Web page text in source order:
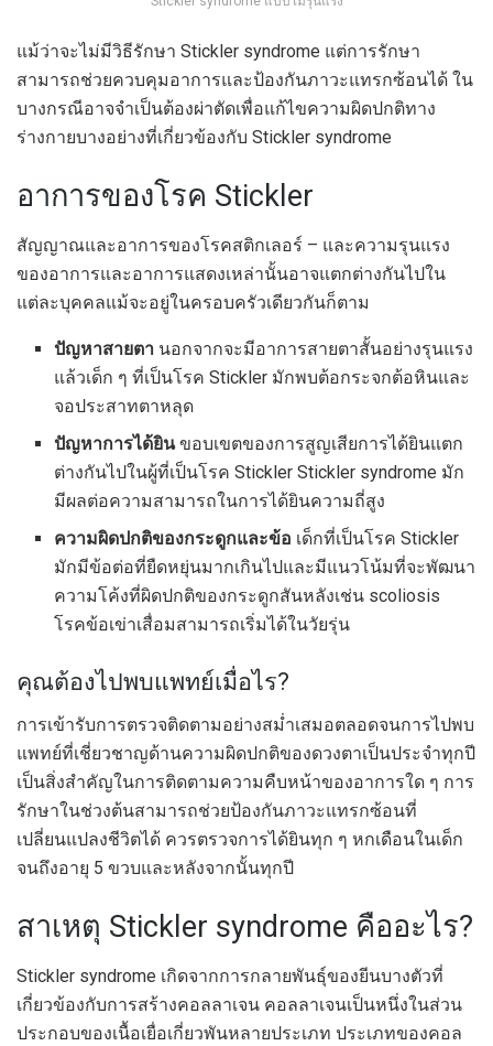
แม้ว่าจะไม่มีวิธีรักษา Stickler syndrome แต่การรักษา
สามารถช่วยควบคุมอาการและป้องกันภาวะแทรกซ้อนได้ ใน
บางกรณีอาจจำเป็นต้องผ่าตัดเพื่อแก้ไขความผิดปกติทาง
ร่างกายบางอย่างที่เกี่ยวข้องกับ Stickler syndrome
อาการของโรค Stickler
สัญญาณและอาการของโรคสติกเลอร์ – และความรุนแรง
ของอาการและอาการแสดงเหล่านั้นอาจแตกต่างกันไปใน
แต่ละบุคคลแม้จะอยู่ในครอบครัวเดียวกันก็ตาม
ปัญหาสายตา นอกจากจะมีอาการสายตาสั้นอย่างรุนแรง
แล้วเด็ก ๆ ที่เป็นโรค Stickler มักพบต้อกระจกต้อหินและ
จอประสาทตาหลุด
ปัญหาการได้ยินขอบเขตของการสูญเสียการได้ยินแตก
ต่างกันไปในผู้ที่เป็นโรค Stickler Stickler syndrome มัก
มีผลต่อความสามารถในการได้ยินความถี่สูง
ความผิดปกติของกระดูกและข้อ เด็กที่เป็นโรค Stickler
มักมีข้อต่อที่ยืดหยุ่นมากเกินไปและมีแนวโน้มที่จะพัฒนา
ความโค้งที่ผิดปกติของกระดูกสันหลังเช่น scoliosis
โรคข้อเข่าเสื่อมสามารถเริ่มได้ในวัยรุ่น
คุณต้องไปพบแพทย์เมื่อไร?
การเข้ารับการตรวจติดตามอย่างสม่ำเสมอตลอดจนการไปพบ
แพทย์ที่เชี่ยวชาญด้านความผิดปกติของดวงตาเป็นประจำทุกปี
เป็นสิ่งสำคัญในการติดตามความคืบหน้าของอาการใด ๆ การ
รักษาในช่วงต้นสามารถช่วยป้องกันภาวะแทรกซ้อนที่
เปลี่ยนแปลงชีวิตได้ ควรตรวจการได้ยินทุก ๆ หกเดือนในเด็ก
จนถึงอายุ 5 ขวบและหลังจากนั้นทุกปี
สาเหตุ Stickler syndrome คืออะไร?
Stickler syndrome เกิดจากการกลายพันธุ์ของยีนบางตัวที่
เกี่ยวข้องกับการสร้างคอลลาเจน คอลลาเจนเป็นหนึ่งในส่วน
ประกอบของเนื้อเยื่อเกี่ยวพันหลายประเภท ประเภทของคอล